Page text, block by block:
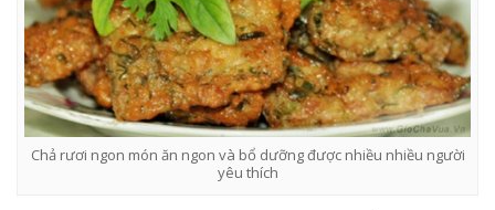
Chả rươi ngon món ăn ngon và bổ dưỡng được nhiều nhiều người
yêu thích